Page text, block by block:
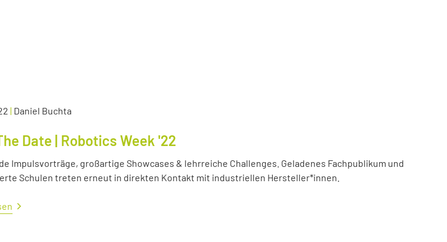
| Daniel Buchta
Date | Robotics Week '22
Impulsvorträge, großartige Showcases & lehrreiche Challenges. Geladenes Fachpublikum und
Schulen treten erneut in direkten Kontakt mit industriellen Hersteller*innen.